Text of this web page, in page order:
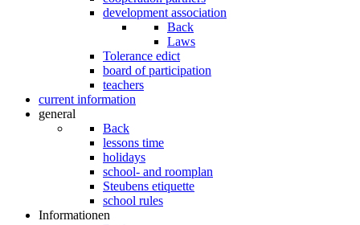
development association
Back
Laws
Tolerance edict
board of participation
teachers
current information
general
Back
lessons time
holidays
school- and roomplan
Steubens etiquette
school rules
Informationen